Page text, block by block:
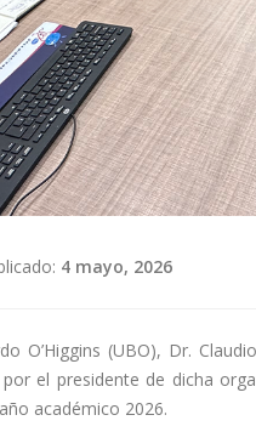
4 mayo, 2026
O’Higgins (UBO), Dr.
por el presidente de dicha
académico 2026.